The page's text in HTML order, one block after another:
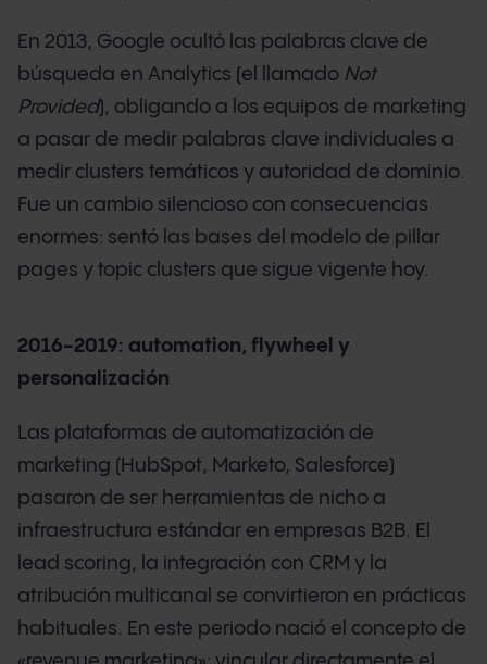
En 2013, Google ocultó las palabras clave de
búsqueda en Analytics (el llamado Not
Provided), obligando a los equipos de marketing
a pasar de medir palabras clave individuales a
medir clusters temáticos y autoridad de dominio.
Fue un cambio silencioso con consecuencias
enormes: sentó las bases del modelo de pillar
pages y topic clusters que sigue vigente hoy.
2016-2019: automation, flywheel y
personalización
Las plataformas de automatización de
marketing (HubSpot, Marketo, Salesforce)
pasaron de ser herramientas de nicho a
infraestructura estándar en empresas B2B. El
lead scoring, la integración con CRM y la
atribución multicanal se convirtieron en prácticas
habituales. En este periodo nació el concepto de